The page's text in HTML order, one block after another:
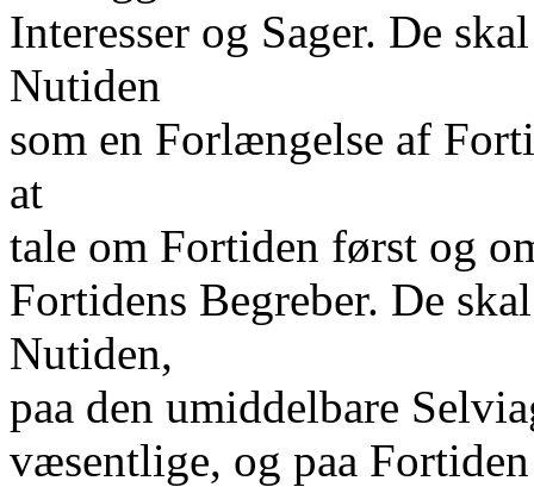
Interesser og Sager. De
Nutiden
som en Forlængelse af
at
tale om Fortiden først og
Fortidens Begreber. De
Nutiden,
paa den umiddelbare
væsentlige, og paa